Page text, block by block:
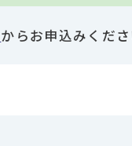
からお申込みくださ